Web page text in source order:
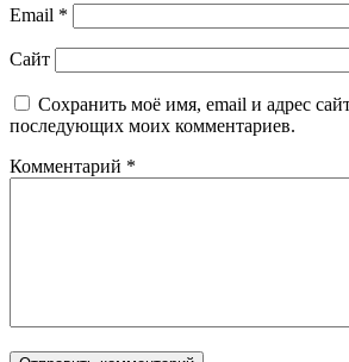
Email *
Сайт
Сохранить моё имя, email и адрес
последующих моих комментариев.
Комментарий *